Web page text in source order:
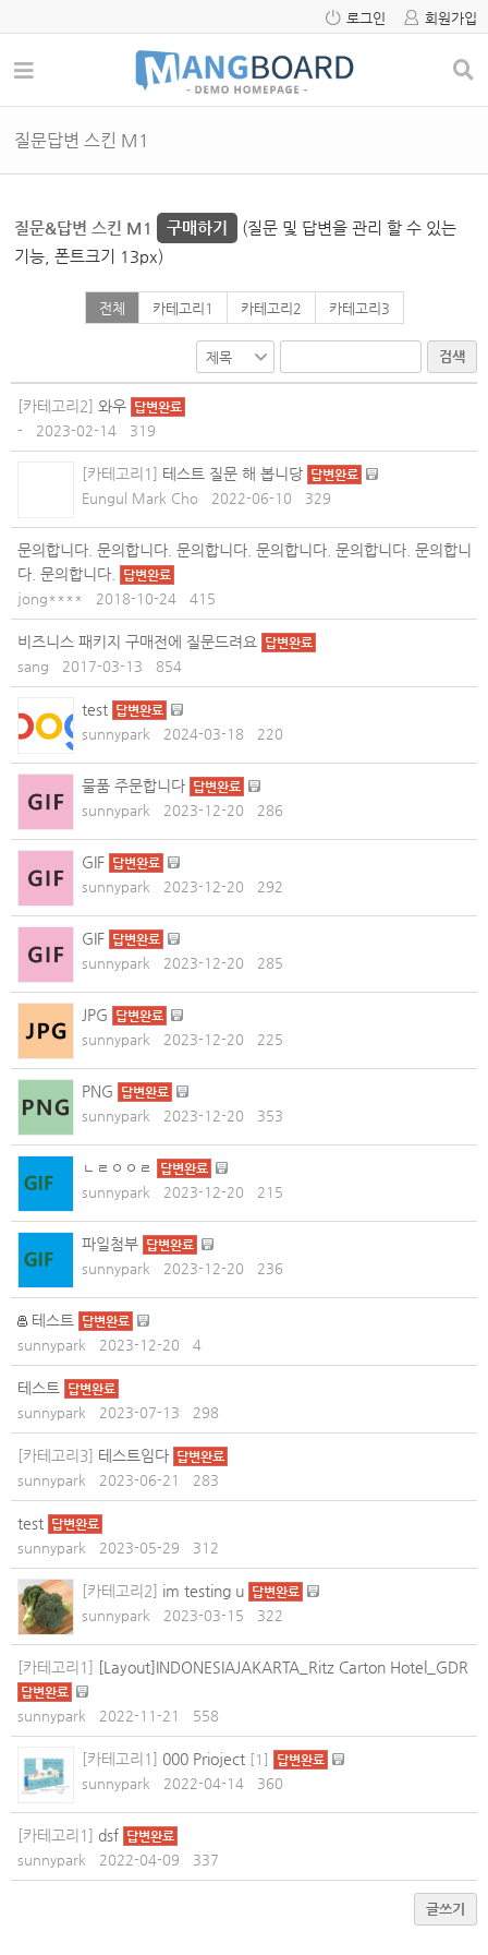
로그인 회원가입
질문답변 스킨 M1
질문&답변 스킨 M1 구매하기
(질문 및 답변을 관리 할 수 있는
기능, 폰트크기 13px)
전체 카테고리1 카테고리2 카테고리3
검색
[카테고리2] 와우 답변완료
- 2023-02-14 319
[카테고리1] 테스트 질문 해 봅니당 답변완료
Eungul Mark Cho 2022-06-10 329
문의합니다. 문의합니다. 문의합니다. 문의합니다. 문의합니다. 문의합니
다. 문의합니다.
답변완료
jong**** 2018-10-24 415
비즈니스 패키지 구매전에 질문드려요 답변완료
sang 2017-03-13 854
test 답변완료
sunnypark 2024-03-18 220
물품 주문합니다 답변완료
sunnypark 2023-12-20 286
GIF 답변완료
sunnypark 2023-12-20 292
GIF 답변완료
sunnypark 2023-12-20 285
JPG 답변완료
sunnypark 2023-12-20 225
PNG 답변완료
sunnypark 2023-12-20 353
ㄴㄹㅇㅇㄹ 답변완료
sunnypark 2023-12-20 215
파일첨부 답변완료
sunnypark 2023-12-20 236
테스트 답변완료
sunnypark 2023-12-20 4
테스트 답변완료
sunnypark 2023-07-13 298
[카테고리3] 테스트임다 답변완료
sunnypark 2023-06-21 283
test 답변완료
sunnypark 2023-05-29 312
[카테고리2] im testing u 답변완료
sunnypark 2023-03-15 322
[카테고리1] [Layout]INDONESIAJAKARTA_Ritz Carton Hotel_GDR
답변완료
sunnypark 2022-11-21 558
[카테고리1] 000 Prioject [ 1 ] 답변완료
sunnypark 2022-04-14 360
[카테고리1] dsf 답변완료
sunnypark 2022-04-09 337
글쓰기